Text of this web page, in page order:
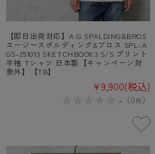
【即日出荷対応】A.G.SPALDING&BROS
エージースポルディング&ブロス SPL-A
GS-251013 SKETCHBOOK3 S/S プリント
半袖 Tシャツ 日本製【キャンペーン対
象外】【TB】
¥9,900(税込)
-（0件）